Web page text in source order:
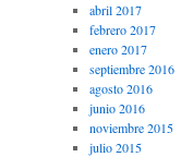
abril 2017
febrero 2017
enero 2017
septiembre 2016
agosto 2016
junio 2016
noviembre 2015
julio 2015